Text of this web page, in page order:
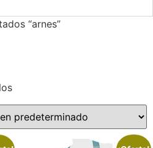
“arnes”